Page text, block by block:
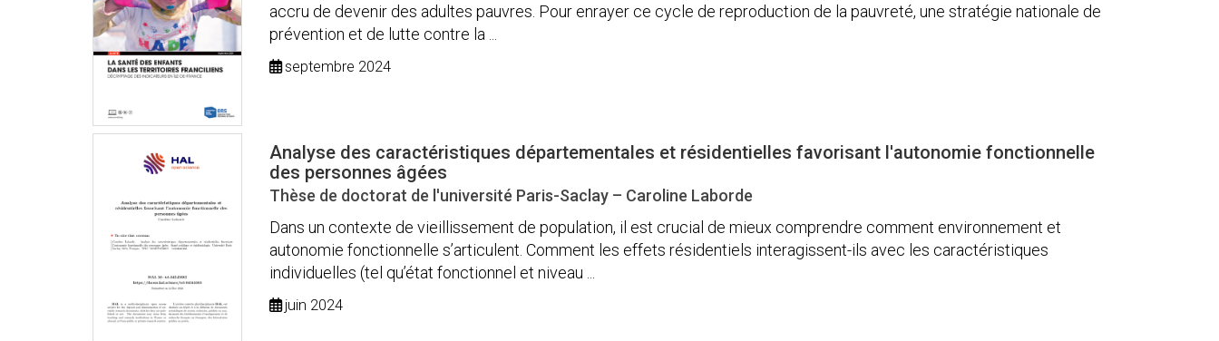
accru de devenir des adultes pauvres. Pour enrayer ce cycle de reproduction de la pauvreté, une stratégie nationale de
prévention et de lutte contre la ...
septembre 2024
Analyse des caractéristiques départementales et résidentielles favorisant l'autonomie fonctionnelle
des personnes âgées
Thèse de doctorat de l'université Paris-Saclay – Caroline Laborde
Dans un contexte de vieillissement de population, il est crucial de mieux comprendre comment environnement et
autonomie fonctionnelle s’articulent. Comment les effets résidentiels interagissent-ils avec les caractéristiques
individuelles (tel qu’état fonctionnel et niveau ...
juin 2024